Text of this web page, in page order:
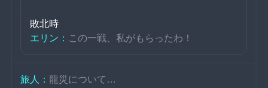
敗北時
エリン： この一戦、私がもらったわ！
旅人：龍災について…